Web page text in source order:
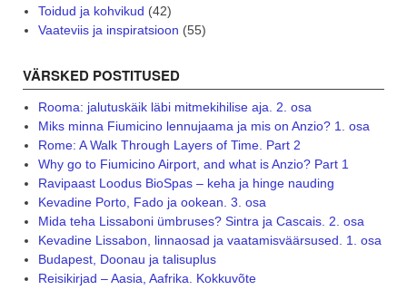
Toidud ja kohvikud (42)
Vaateviis ja inspiratsioon (55)
VÄRSKED POSTITUSED
Rooma: jalutuskäik läbi mitmekihilise aja. 2. osa
Miks minna Fiumicino lennujaama ja mis on Anzio? 1. osa
Rome: A Walk Through Layers of Time. Part 2
Why go to Fiumicino Airport, and what is Anzio? Part 1
Ravipaast Loodus BioSpas – keha ja hinge nauding
Kevadine Porto, Fado ja ookean. 3. osa
Mida teha Lissaboni ümbruses? Sintra ja Cascais. 2. osa
Kevadine Lissabon, linnaosad ja vaatamisväärsused. 1. osa
Budapest, Doonau ja talisuplus
Reisikirjad – Aasia, Aafrika. Kokkuvõte